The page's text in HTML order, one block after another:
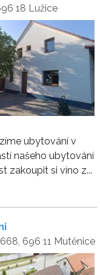
18 Lužice
ubytování v
našeho ubytování
zakoupit si víno z...
696 11 Mutěnice